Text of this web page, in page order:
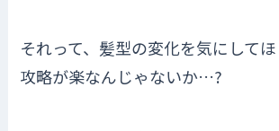
それって、髪型の変化を気にして
攻略が楽なんじゃないか…?